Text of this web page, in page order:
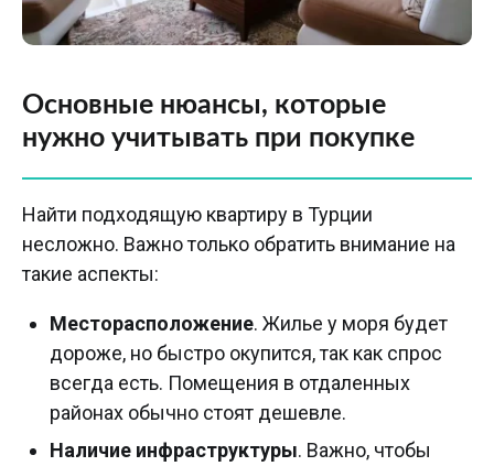
Основные нюансы, которые
нужно учитывать при покупке
Найти подходящую квартиру в Турции
несложно. Важно только обратить внимание на
такие аспекты:
Месторасположение. Жилье у моря будет
дороже, но быстро окупится, так как спрос
всегда есть. Помещения в отдаленных
районах обычно стоят дешевле.
Наличие инфраструктуры. Важно, чтобы